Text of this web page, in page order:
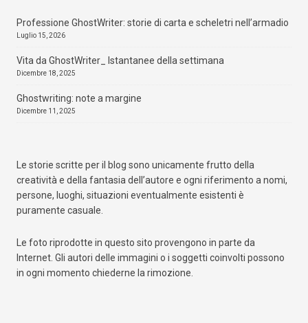
Professione GhostWriter: storie di carta e scheletri nell’armadio
Luglio 15, 2026
Vita da GhostWriter_ Istantanee della settimana
Dicembre 18, 2025
Ghostwriting: note a margine
Dicembre 11, 2025
Le storie scritte per il blog sono unicamente frutto della
creatività e della fantasia dell’autore e ogni riferimento a nomi,
persone, luoghi, situazioni eventualmente esistenti è
puramente casuale.
Le foto riprodotte in questo sito provengono in parte da
Internet. Gli autori delle immagini o i soggetti coinvolti possono
in ogni momento chiederne la rimozione.